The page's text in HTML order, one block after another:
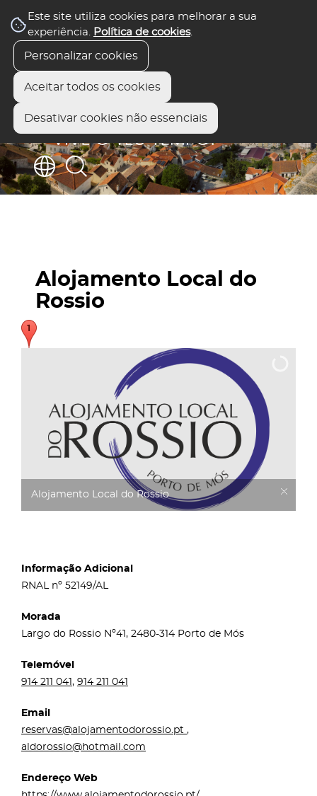
Este site utiliza cookies para melhorar a sua
experiência. Política de cookies.
Personalizar cookies
Aceitar todos os cookies
Desativar cookies não essenciais
Alojamento Local do
Rossio
Alojamento Local do Rossio
Informação Adicional
RNAL nº 52149/AL
Morada
Largo do Rossio Nº41, 2480-314 Porto de Mós
Telemóvel
914 211 041, 914 211 041
Email
reservas@alojamentodorossio.pt ,
aldorossio@hotmail.com
Endereço Web